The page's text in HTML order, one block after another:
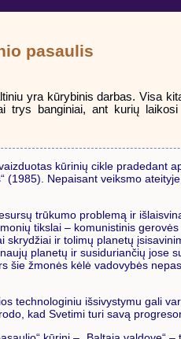
pasaulis
yra kūrybinis darbas. Visa
banginiai, ant kurių
kūrinių cikle pradedant
Nepaisant veiksmo
trūkumo problemą ir
tikslai – komunistinis
ir tolimų planetų
planetų ir susiduriančių jose
žmonės kėlė vadovybės
technologiniu išsivystymu gali
kad Svetimi turi savą